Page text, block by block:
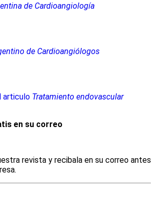
de Cardioangiología
de Cardioangiólogos
articulo Tratamiento endovascular
en su correo
revista y recibala en su correo antes